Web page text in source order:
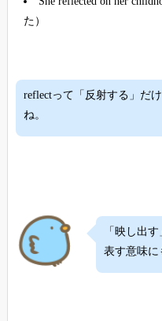
た）
reflectって「反射する」だ
ね。
「映し出
表す意味に